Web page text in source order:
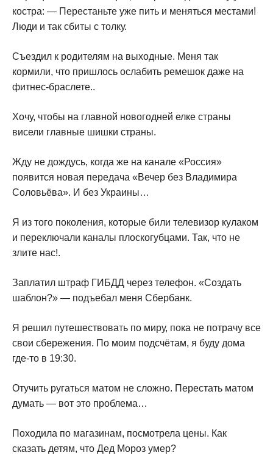
костра: — Перестаньте уже пить и меняться местами!
Люди и так сбиты с толку.
Съездил к родителям на выходные. Меня так
кормили, что пришлось ослабить ремешок даже на
фитнес-браслете..
Хочу, чтобы на главной новогодней елке страны
висели главные шишки страны.
Жду не дождусь, когда же на канале «Россия»
появится новая передача «Вечер без Владимира
Соловьёва». И без Украины…
Я из того поколения, которые били телевизор кулаком
и переключали каналы плоскогубцами. Так, что не
злите нас!.
Заплатил штраф ГИБДД через телефон. «Создать
шаблон?» — подъебал меня Сбербанк.
Я решил путешествовать по миру, пока не потрачу все
свои сбережения. По моим подсчётам, я буду дома
где-то в 19:30.
Отучить ругаться матом не сложно. Перестать матом
думать — вот это проблема…
Походила по магазинам, посмотрела цены. Как
сказать детям, что Дед Мороз умер?